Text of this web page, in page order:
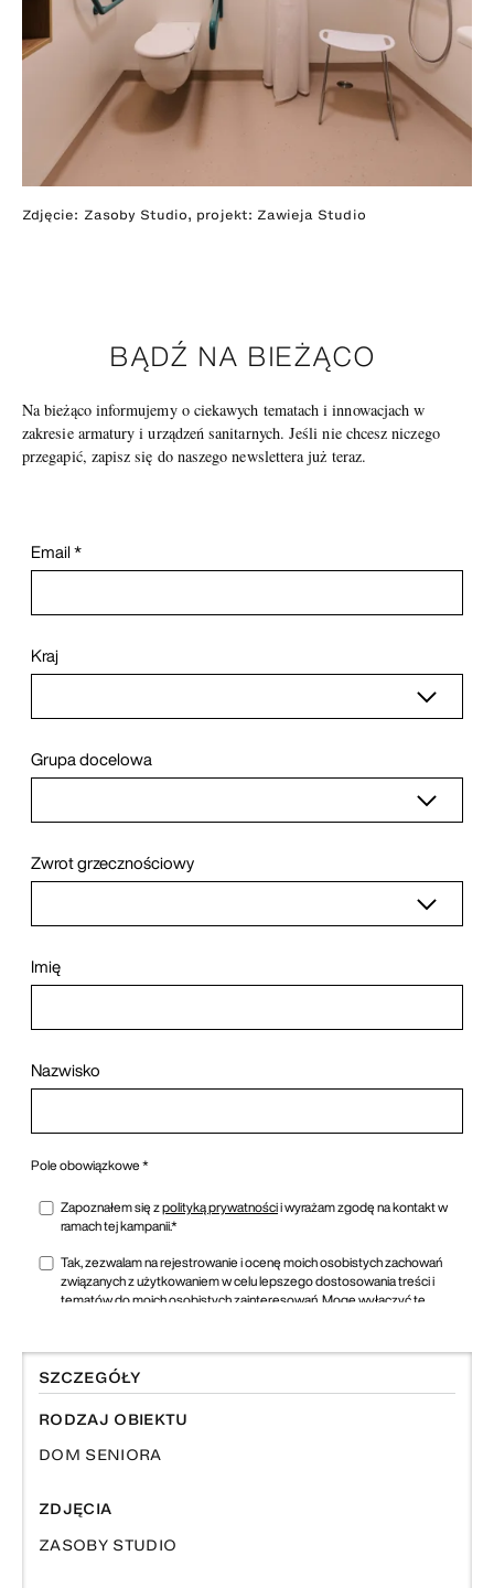
Zdjęcie: Zasoby Studio, projekt: Zawieja Studio
BĄDŹ NA BIEŻĄCO
Na bieżąco informujemy o ciekawych tematach i innowacjach w
zakresie armatury i urządzeń sanitarnych. Jeśli nie chcesz niczego
przegapić, zapisz się do naszego newslettera już teraz.
SZCZEGÓŁY
RODZAJ OBIEKTU
DOM SENIORA
ZDJĘCIA
ZASOBY STUDIO